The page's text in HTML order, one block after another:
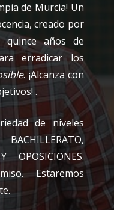
de Murcia! Un
creado por
quince años de
erradicar los
. ¡Alcanza con
.
de niveles
OPOSICIONES.
Estaremos